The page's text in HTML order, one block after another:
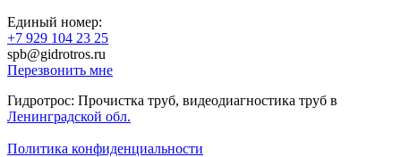
Единый номер:
+7 929 104 23 25
spb@gidrotros.ru
Перезвонить мне
Гидротрос: Прочистка труб, видеодиагностика труб в
Ленинградской обл.
Политика конфиденциальности